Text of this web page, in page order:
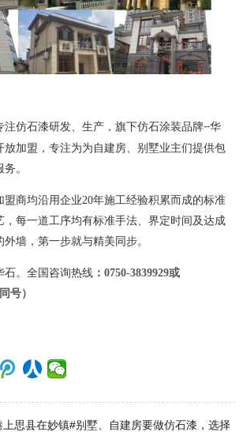
注仿石漆研发、生产，旗下仿石涂装品牌--华
放加盟，专注为为自建房、别墅业主们提供包
。
盟商均沿用企业20年施工经验积累而成的标准
，每一道工序均有标准手法、界定时间及达成
墙，第一步就与精美同步。
石。全国咨询热线 ： 0750-3839929或
号）
上思县在妙镇#别墅、自建房要做仿石漆，选择